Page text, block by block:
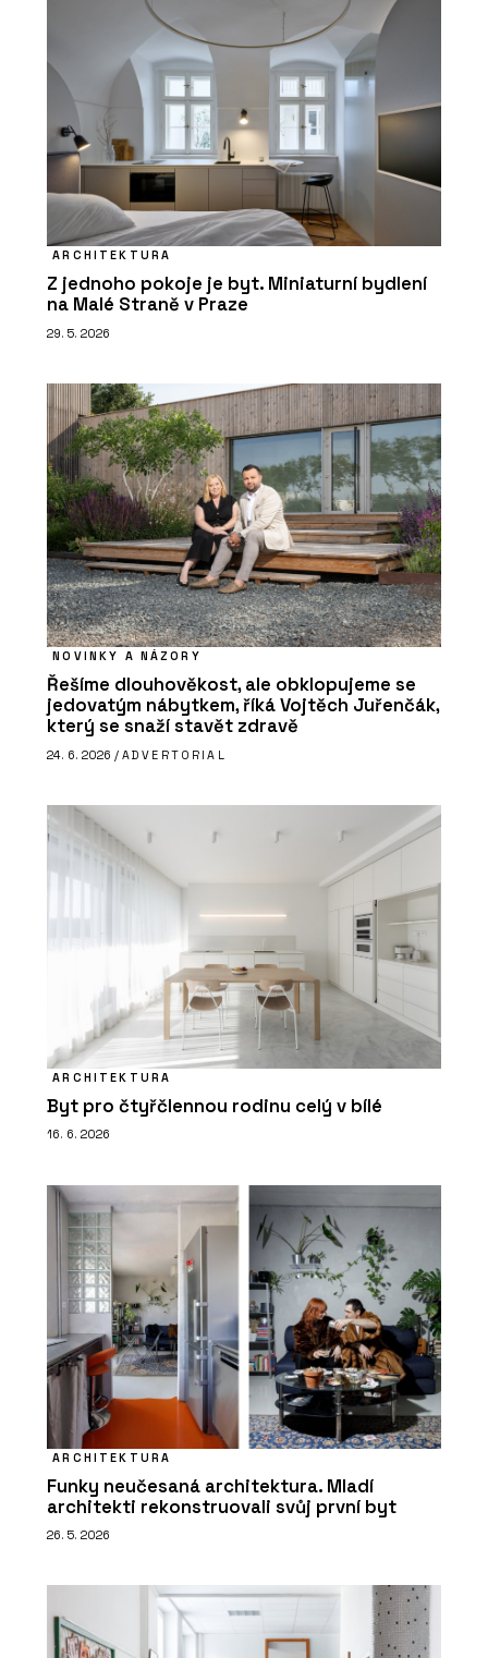
ARCHITEKTURA
Z jednoho pokoje je byt. Miniaturní bydlení
na Malé Straně v Praze
29. 5. 2026
NOVINKY A NÁZORY
Řešíme dlouhověkost, ale obklopujeme se
jedovatým nábytkem, říká Vojtěch Juřenčák,
který se snaží stavět zdravě
24. 6. 2026 / ADVERTORIAL
ARCHITEKTURA
Byt pro čtyřčlennou rodinu celý v bílé
16. 6. 2026
ARCHITEKTURA
Funky neučesaná architektura. Mladí
architekti rekonstruovali svůj první byt
26. 5. 2026